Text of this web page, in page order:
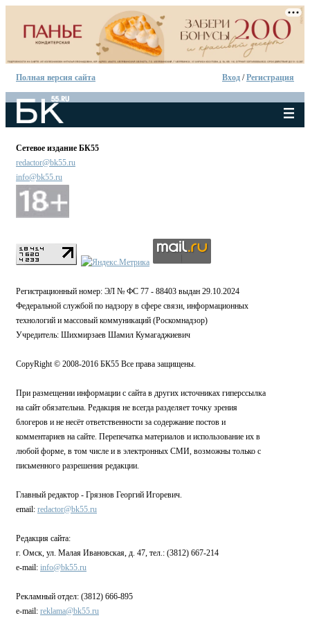
Полная версия сайта Вход /Регистрация
Сетевое издание БК55
redactor@bk55.ru
info@bk55.ru
Регистрационный номер: ЭЛ № ФС 77 - 88403 выдан 29.10.2024
Федеральной службой по надзору в сфере связи, информационных
технологий и массовый коммуникаций (Роскомнадзор)
Учредитель: Шихмирзаев Шамил Кумагаджиевич
CopyRight © 2008-2016 БК55 Все права защищены.
При размещении информации с сайта в других источниках гиперссылка
на сайт обязательна. Редакция не всегда разделяет точку зрения
блогеров и не несёт ответственности за содержание постов и
комментариев на сайте. Перепечатка материалов и использование их в
любой форме, в том числе и в электронных СМИ, возможны только с
письменного разрешения редакции.
Главный редактор - Грязнов Георгий Игоревич.
email: redactor@bk55.ru
Редакция сайта:
г. Омск, ул. Малая Ивановская, д. 47, тел.: (3812) 667-214
e-mail: info@bk55.ru
Рекламный отдел: (3812) 666-895
e-mail: reklama@bk55.ru